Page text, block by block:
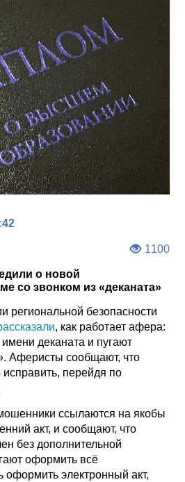
1100
о новой
со звонком из «деканата»
региональной безопасности
, как работает афера:
деканата и пугают
Аферисты сообщают, что
перейдя по
ссылаются на якобы
акт, и сообщают, что
без дополнительной
оформить всё
оформить электронный акт,